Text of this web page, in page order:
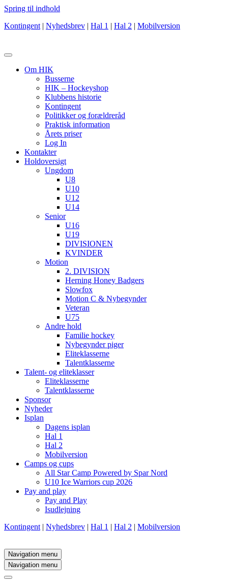
Spring til indhold
Kontingent | Nyhedsbrev | Hal 1 | Hal 2 | Mobilversion
Om HIK
Busserne
HIK – Hockeyshop
Klubbens historie
Kontingent
Politikker og forældreråd
Praktisk information
Årets priser
Log In
Kontakter
Holdoversigt
Ungdom
U8
U10
U12
U14
Senior
U16
U19
DIVISIONEN
KVINDER
Motion
2. DIVISION
Herning Honey Badgers
Slowfox
Motion C & Nybegynder
Veteran
U75
Andre hold
Familie hockey
Nybegynder piger
Eliteklasserne
Talentklasserne
Talent- og eliteklasser
Eliteklasserne
Talentklasserne
Sponsor
Nyheder
Isplan
Dagens isplan
Hal 1
Hal 2
Mobilversion
Camps og cups
All Star Camp Powered by Spar Nord
U10 Ice Warriors cup 2026
Pay and play
Pay and Play
Isudlejning
Kontingent | Nyhedsbrev | Hal 1 | Hal 2 | Mobilversion
Navigation menu
Navigation menu